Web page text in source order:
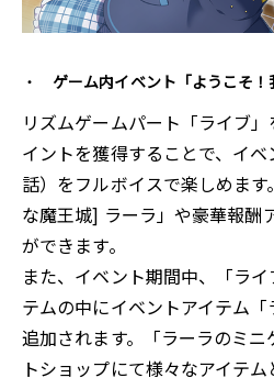
ゲーム内イベント「ようこそ
リズムゲームパート「ライブ
イントを獲得することで、イ
話）をフルボイスで楽しめま
な魔王城] ラーラ」や豪華報酬
ができます。
また、イベント期間中、「ラ
テムの中にイベントアイテム
追加されます。「ラーラのミ
トショップにて様々なアイテ